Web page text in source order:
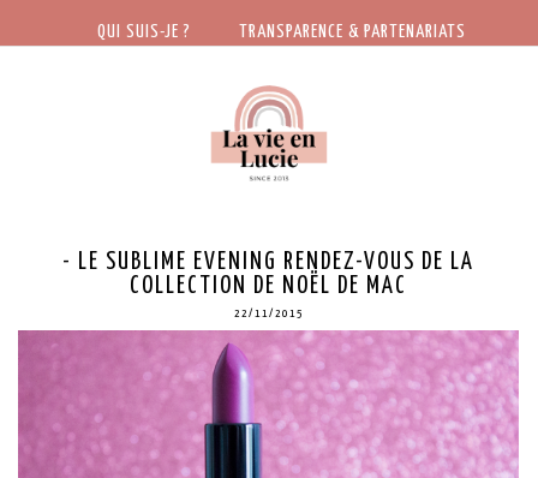
- LE SUBLIME EVENING RENDEZ-VOUS DE LA
COLLECTION DE NOËL DE MAC
22/11/2015
QUI SUIS-JE ? TRANSPARENCE & PARTENARIATS